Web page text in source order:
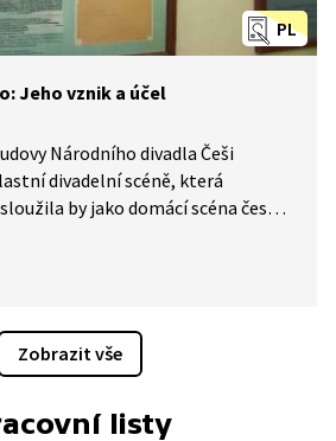
PL
Jeho vznik a účel
Národního divadla Češi
divadelní scéně, která
by jako domácí scéna české
díla také Bedřich Smetana,
o předchůdci Národního
Zobrazit vše
listy